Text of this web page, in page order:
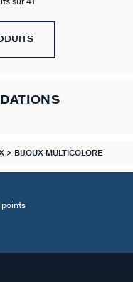
BIJOUX MULTICOLORE